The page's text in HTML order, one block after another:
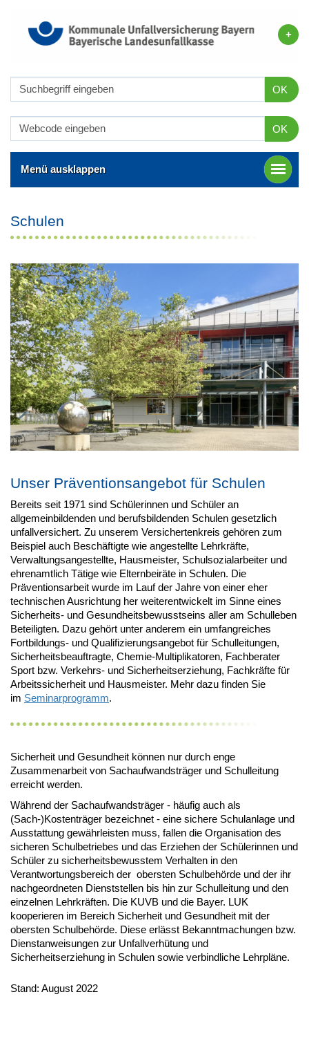
OK
OK
Menü ausklappen
Schulen
Unser Präventionsangebot für Schulen
Bereits seit 1971 sind Schülerinnen und Schüler an
allgemeinbildenden und berufsbildenden Schulen gesetzlich
unfallversichert. Zu unserem Versichertenkreis gehören zum
Beispiel auch Beschäftigte wie angestellte Lehrkräfte,
Verwaltungsangestellte, Hausmeister, Schulsozialarbeiter und
ehrenamtlich Tätige wie Elternbeiräte in Schulen. Die
Präventionsarbeit wurde im Lauf der Jahre von einer eher
technischen Ausrichtung her weiterentwickelt im Sinne eines
Sicherheits- und Gesundheitsbewusstseins aller am Schulleben
Beteiligten. Dazu gehört unter anderem ein umfangreiches
Fortbildungs- und Qualifizierungsangebot für Schulleitungen,
Sicherheitsbeauftragte, Chemie-Multiplikatoren, Fachberater
Sport bzw. Verkehrs- und Sicherheitserziehung, Fachkräfte für
Arbeitssicherheit und Hausmeister. Mehr dazu finden Sie
im Seminarprogramm.
Sicherheit und Gesundheit können nur durch enge
Zusammenarbeit von Sachaufwandsträger und Schulleitung
erreicht werden.
Während der Sachaufwandsträger - häufig auch als
(Sach-)Kostenträger bezeichnet - eine sichere Schulanlage und
Ausstattung gewährleisten muss, fallen die Organisation des
sicheren Schulbetriebes und das Erziehen der Schülerinnen und
Schüler zu sicherheitsbewusstem Verhalten in den
Verantwortungsbereich der obersten Schulbehörde und der ihr
nachgeordneten Dienststellen bis hin zur Schulleitung und den
einzelnen Lehrkräften. Die KUVB und die Bayer. LUK
kooperieren im Bereich Sicherheit und Gesundheit mit der
obersten Schulbehörde. Diese erlässt Bekanntmachungen bzw.
Dienstanweisungen zur Unfallverhütung und
Sicherheitserziehung in Schulen sowie verbindliche Lehrpläne.
Stand: August 2022